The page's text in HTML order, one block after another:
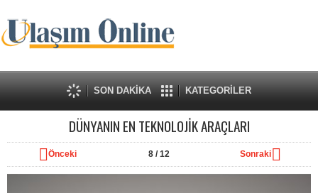
SON DAKİKA KATEGORİLER
DÜNYANIN EN TEKNOLOJİK ARAÇLARI
Önceki 8/ 12 Sonraki